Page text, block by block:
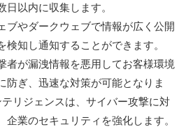
以内に収集します。
ブやダークウェブで情報が広く公開
検知し通知することができます。
者が漏洩情報を悪用してお客様環境
防ぎ、迅速な対策が可能となりま
リジェンスは、サイバー攻撃に対
業のセキュリティを強化します。